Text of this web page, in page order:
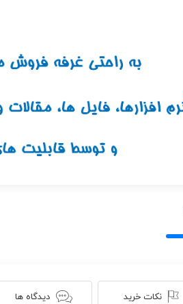
نکات خرید دیدگاه ها